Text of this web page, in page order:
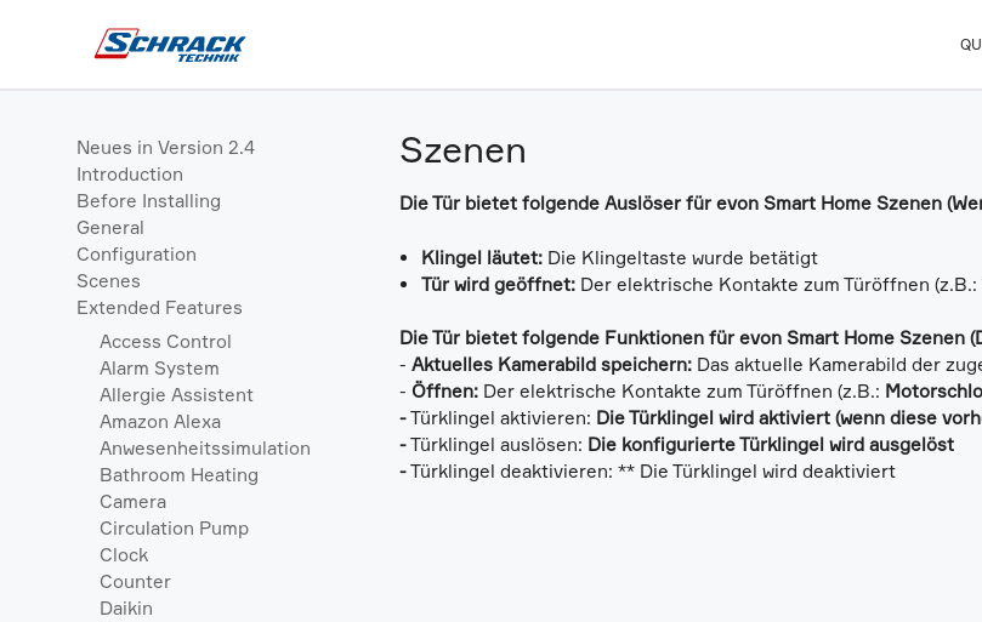
Neues in Version 2.4
Introduction
Before Installing
General
Configuration
Scenes
Extended Features
Access Control
Alarm System
Allergie Assistent
Amazon Alexa
Anwesenheitssimulation
Bathroom Heating
Camera
Circulation Pump
Clock
Counter
Daikin
Szenen
Die Tür bietet folgende Auslöser für evon Smart Home Szenen
Klingel läutet: Die Klingeltaste wurde betätigt
Tür wird geöffnet: Der elektrische Kontakte zum Türöffnen
Die Tür bietet folgende Funktionen für evon Smart Home Szenen
- Aktuelles Kamerabild speichern: Das aktuelle Kamerabild der
- Öffnen: Der elektrische Kontakte zum Türöffnen (z.B.:
-Türklingel aktivieren: Die Türklingel wird aktiviert (wenn diese
-Türklingel auslösen: Die konfigurierte Türklingel wird ausgelöst
-Türklingel deaktivieren: ** Die Türklingel wird deaktiviert